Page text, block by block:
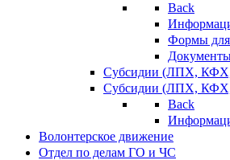
Back
Формы для
Субсидии (ЛПХ,
Субсидии (ЛПХ,
Back
Волонтерское движение
Отдел по делам ГО и ЧС